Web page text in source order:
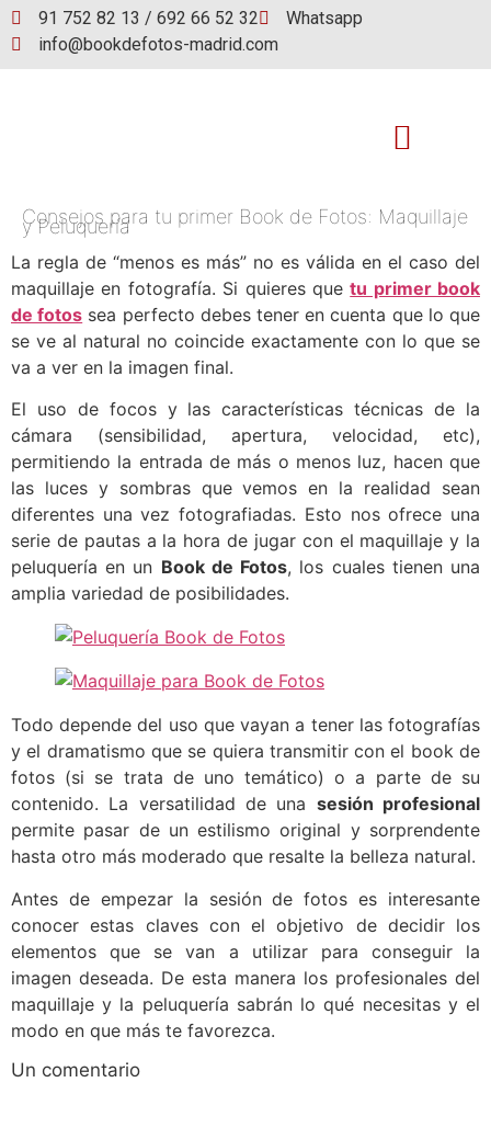
91 752 82 13 / 692 66 52 32
Whatsapp
info@bookdefotos-madrid.com
Consejos para tu primer Book de Fotos: Maquillaje
y Peluquería
La regla de “menos es más” no es válida en el caso del
maquillaje en fotografía. Si quieres quetu primer book
de fotos sea perfecto debes tener en cuenta que lo que
se ve al natural no coincide exactamente con lo que se
va a ver en la imagen final.
El uso de focos y las características técnicas de la
cámara (sensibilidad, apertura, velocidad, etc),
permitiendo la entrada de más o menos luz, hacen que
las luces y sombras que vemos en la realidad sean
diferentes una vez fotografiadas. Esto nos ofrece una
serie de pautas a la hora de jugar con el maquillaje y la
peluquería en un Book de Fotos, los cuales tienen una
amplia variedad de posibilidades.
Todo depende del uso que vayan a tener las fotografías
y el dramatismo que se quiera transmitir con el book de
fotos (si se trata de uno temático) o a parte de su
contenido. La versatilidad de una sesión profesional
permite pasar de un estilismo original y sorprendente
hasta otro más moderado que resalte la belleza natural.
Antes de empezar la sesión de fotos es interesante
conocer estas claves con el objetivo de decidir los
elementos que se van a utilizar para conseguir la
imagen deseada. De esta manera los profesionales del
maquillaje y la peluquería sabrán lo qué necesitas y el
modo en que más te favorezca.
Un comentario